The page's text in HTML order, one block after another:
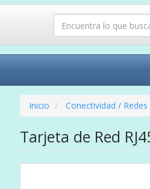
Inicio Conectividad / Redes
Tarjeta de Red